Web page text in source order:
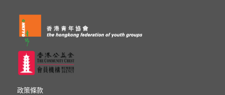
政策條款